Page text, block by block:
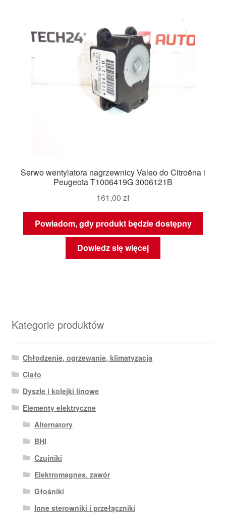
Serwo wentylatora nagrzewnicy Valeo do Citroëna i
Peugeota T1006419G 3006121B
161,00 zł
Powiadom, gdy produkt będzie dostępny
Dowiedz się więcej
Kategorie produktów
Chłodzenie, ogrzewanie, klimatyzacja
Ciało
Dyszle i kolejki linowe
Elementy elektryczne
Alternatory
BHI
Czujniki
Elektromagnes. zawór
Głośniki
Inne sterowniki i przełączniki